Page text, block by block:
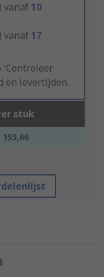
vanaf 10
vanaf 17
'Controleer
en levertijden.
stuk
155,66